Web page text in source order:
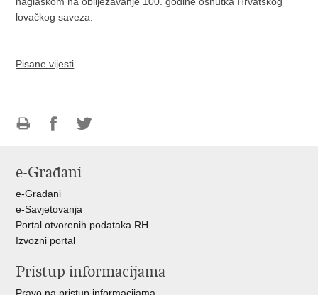
lovačkog saveza.
Pisane vijesti
FacebookuTwitteru
e-Građani
e-Građani
e-Savjetovanja
Portal otvorenih podataka RH
Izvozni portal
Pristup informacijama